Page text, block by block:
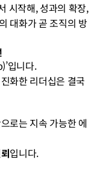
시작해, 성과의 확장,
대화가 곧 조직의 방
입니다.
화한 리더십은 결국
로는 지속 가능한 에
입니다.